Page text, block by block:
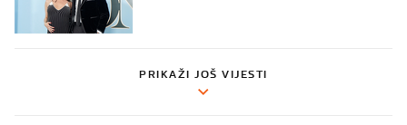
PRIKAŽI JOŠ VIJESTI